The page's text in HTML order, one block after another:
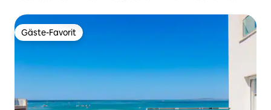
Gäste-Favorit
Gäste-Favorit